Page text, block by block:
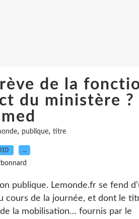
de la
du ministère ?
, publique, titre
…
publique. Lemonde.fr se fend
cours de la journée, et dont le
la mobilisation… fournis par le